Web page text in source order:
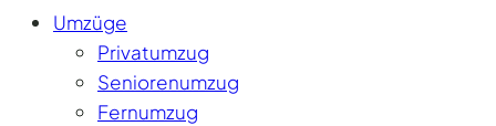
Umzüge
Privatumzug
Seniorenumzug
Fernumzug